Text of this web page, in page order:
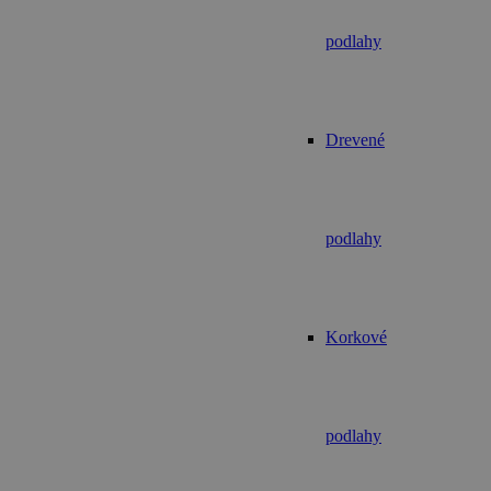
podlahy
Drevené
podlahy
Korkové
podlahy